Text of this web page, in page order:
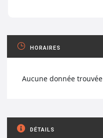
HORAIRES
Aucune donnée trouvée
DÉTAILS